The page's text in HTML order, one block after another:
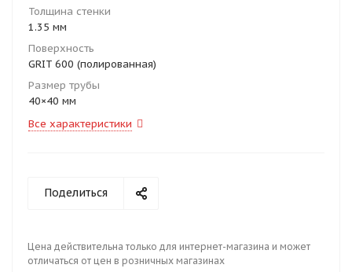
Толщина стенки
1.35 мм
Поверхность
GRIT 600 (полированная)
Размер трубы
40×40 мм
Все характеристики
Поделиться
Цена действительна только для интернет-магазина и может
отличаться от цен в розничных магазинах